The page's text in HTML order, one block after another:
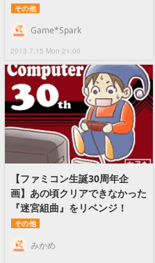
その他
2013.7.15 Mon 21:00
Game*Spark
【ファミコン生誕30周年企
画】あの頃クリアできなかった
『迷宮組曲』をリベンジ！
その他
みかめ